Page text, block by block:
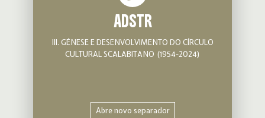
ADSTR
III. GÉNESE E DESENVOLVIMENTO DO CÍRCULO
CULTURAL SCALABITANO (1954-2024)
Abre novo separador